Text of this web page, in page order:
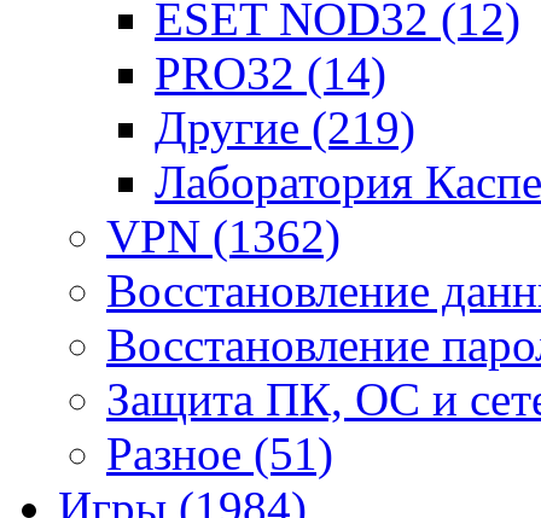
ESET NOD32 (12)
PRO32 (14)
Другие (219)
Лаборатория
VPN (1362)
Восстановление
Восстановление
Защита ПК, ОС и
Разное (51)
Игры (1984)